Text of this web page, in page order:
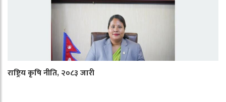
राष्ट्रिय कृषि नीति, २०८३ जारी